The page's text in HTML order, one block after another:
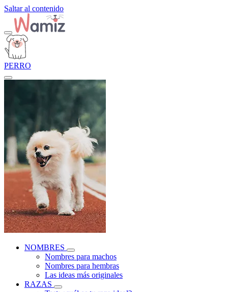
Saltar al contenido
PERRO
NOMBRES
Nombres para machos
Nombres para hembras
Las ideas más originales
RAZAS